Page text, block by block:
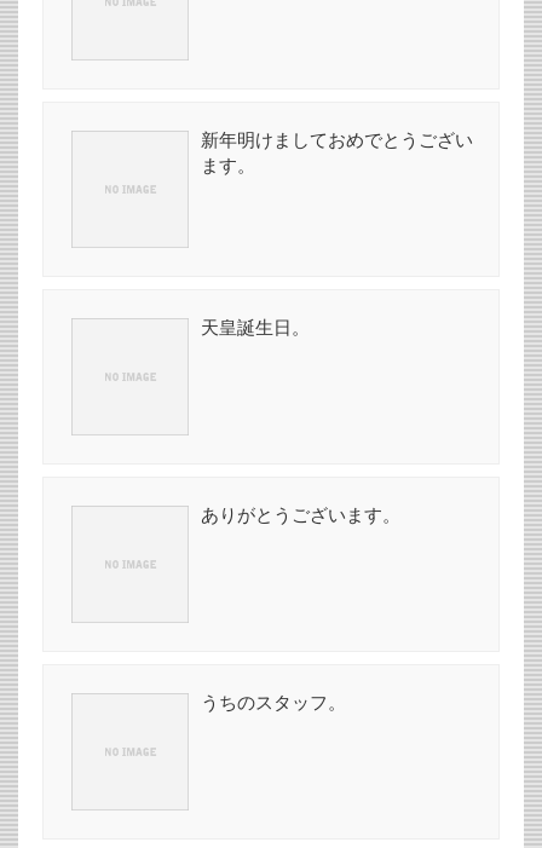
新年明けましておめでとうござい
ます。
天皇誕生日。
ありがとうございます。
うちのスタッフ。